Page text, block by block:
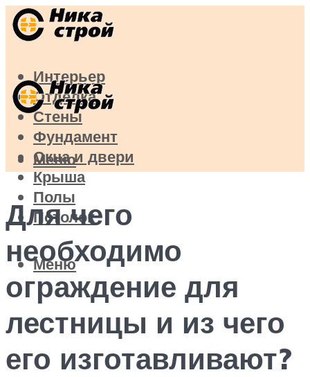
Интерьер
Отделка
Стены
Фундамент
Окна и двери
Крыша
Полы
Потолок
Меню
Меню
Для чего
необходимо
ограждение для
лестницы и из чего
его изготавливают?